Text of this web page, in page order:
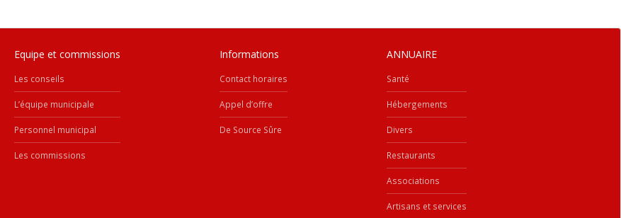
Equipe et commissions
Les conseils
L’équipe municipale
Personnel municipal
Les commissions
Informations
Contact horaires
Appel d’offre
De Source Sûre
ANNUAIRE
Santé
Hébergements
Divers
Restaurants
Associations
Artisans et services